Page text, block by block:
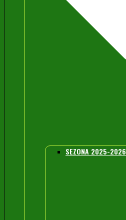
SEZONA 2025-2026